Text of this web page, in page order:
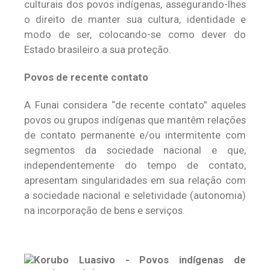
culturais dos povos indígenas, assegurando-lhes
o direito de manter sua cultura, identidade e
modo de ser, colocando-se como dever do
Estado brasileiro a sua proteção.
Povos de recente contato
A Funai considera “de recente contato” aqueles
povos ou grupos indígenas que mantêm relações
de contato permanente e/ou intermitente com
segmentos da sociedade nacional e que,
independentemente do tempo de contato,
apresentam singularidades em sua relação com
a sociedade nacional e seletividade (autonomia)
na incorporação de bens e serviços.